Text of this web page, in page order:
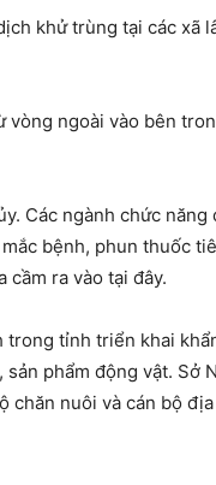
khử trùng tại các xã
vòng ngoài vào bên
Các ngành chức năng
bệnh, phun thuốc
ra vào tại đây.
trong tỉnh triển khai
phẩm động vật. Sở
nuôi và cán bộ